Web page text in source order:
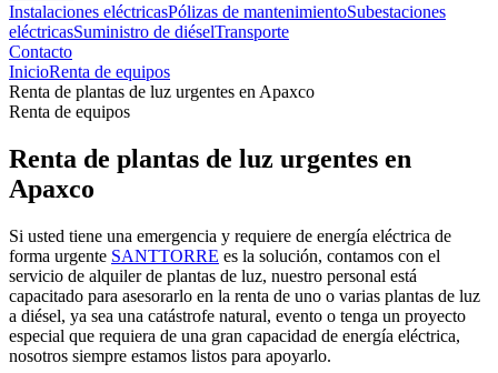
Instalaciones eléctricasPólizas de mantenimientoSubestaciones
eléctricasSuministro de diéselTransporte
Contacto
InicioRenta de equipos
Renta de plantas de luz urgentes en Apaxco
Renta de equipos
Renta de plantas de luz urgentes en
Apaxco
Si usted tiene una emergencia y requiere de energía eléctrica de
forma urgente SANTTORRE es la solución, contamos con el
servicio de alquiler de plantas de luz, nuestro personal está
capacitado para asesorarlo en la renta de uno o varias plantas de luz
a diésel, ya sea una catástrofe natural, evento o tenga un proyecto
especial que requiera de una gran capacidad de energía eléctrica,
nosotros siempre estamos listos para apoyarlo.